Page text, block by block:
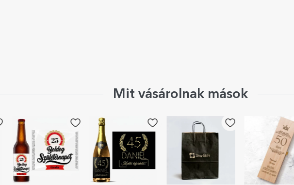
Mit vásárolnak mások